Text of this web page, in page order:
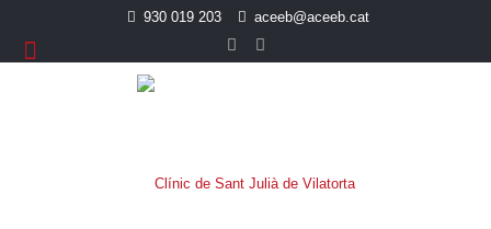
930 019 203 aceeb@aceeb.cat